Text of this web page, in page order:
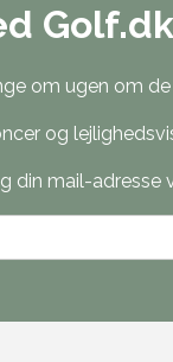
om ugen om
og
din mail-adresse